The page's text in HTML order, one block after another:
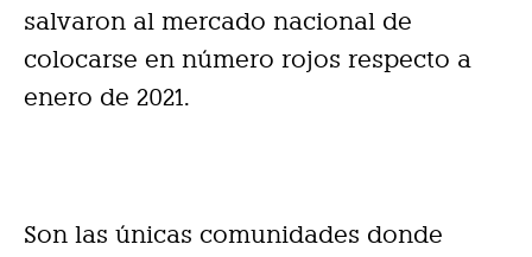
salvaron al mercado nacional de
colocarse en número rojos respecto a
enero de 2021.
Son las únicas comunidades donde